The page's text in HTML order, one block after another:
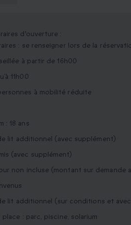
d'ouverture :
: se renseigner lors de la
à partir de 16h00
11h00
à mobilité réduite
: 18 ans
lit additionnel (avec supplément)
(avec supplément)
non incluse (montant sur demande
lit additionnel (sur conditions et
place : parc, piscine, solarium